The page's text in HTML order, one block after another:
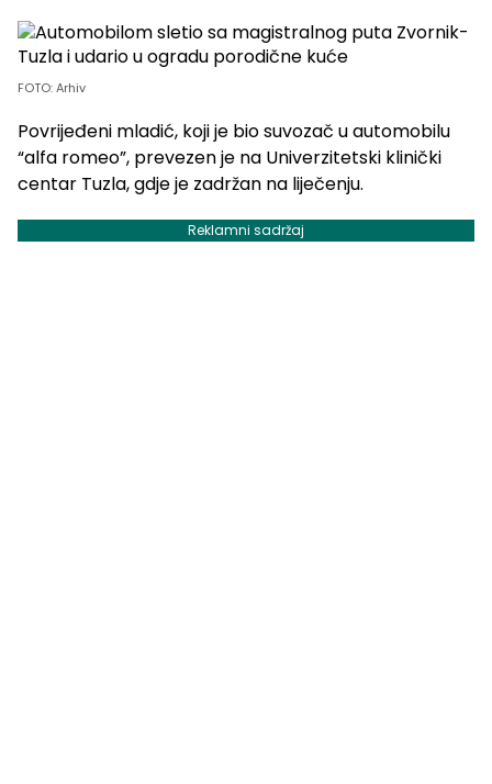
FOTO: Arhiv
Povrijeđeni mladić, koji je bio suvozač u automobilu
“alfa romeo”, prevezen je na Univerzitetski klinički
centar Tuzla, gdje je zadržan na liječenju.
Reklamni sadržaj